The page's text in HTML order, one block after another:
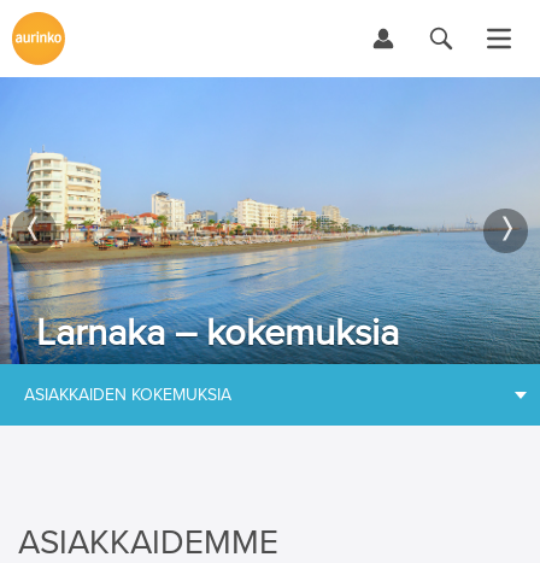
Larnaka – kokemuksia
ASIAKKAIDEN KOKEMUKSIA
ASIAKKAIDEMME